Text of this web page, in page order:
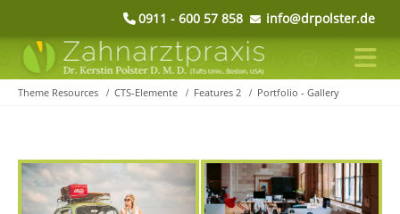
0911 - 600 57 858 info@drpolster.de
Theme Resources CTS-Elemente Features 2 Portfolio - Gallery